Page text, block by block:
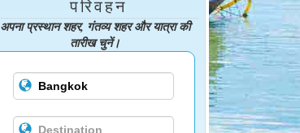
परिवहन
अपना प्रस्थान शहर, गंतव्य शहर और यात्रा की
तारीख चुनें।